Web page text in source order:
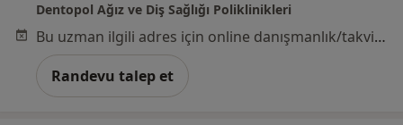
Dentopol Ağız ve Diş Sağlığı Poliklinikleri
Bu uzman ilgili adres için online danışmanlık/takvim sunmuyor.
Randevu talep et